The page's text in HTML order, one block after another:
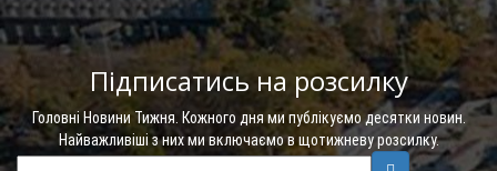
Підписатись на розсилку
Головні Новини Тижня. Кожного дня ми публікуємо десятки новин.
Найважливіші з них ми включаємо в щотижневу розсилку.